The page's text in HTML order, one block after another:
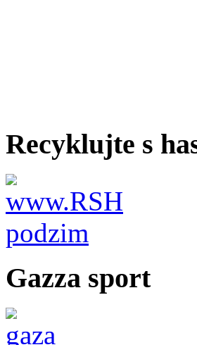
Recyklujte s
Gazza sport